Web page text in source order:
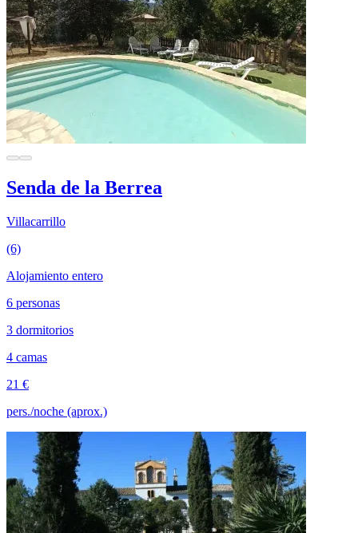
Senda de la Berrea
Villacarrillo
(6)
Alojamiento entero
6 personas
3 dormitorios
4 camas
21 €
pers./noche (aprox.)